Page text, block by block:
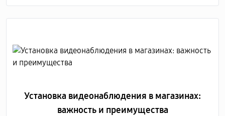
мониторинга и записи видеоизображений в различных
Установка видеонаблюдения в магазинах:
важность и преимущества